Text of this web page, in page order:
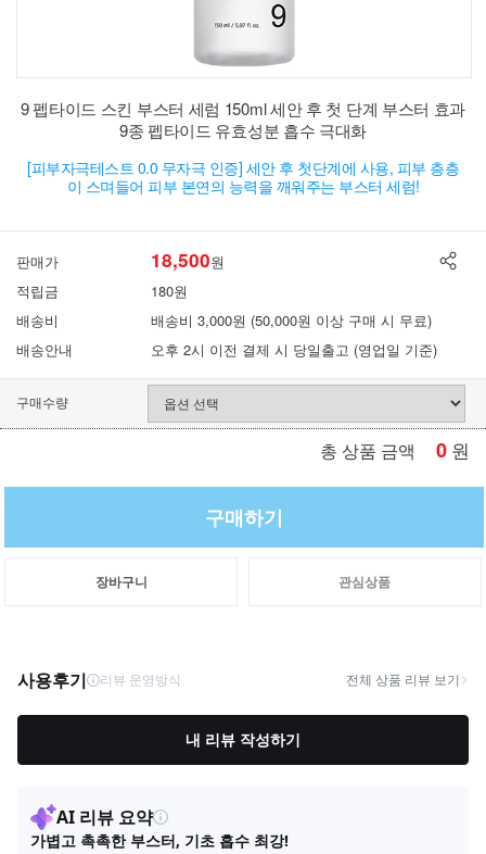
9 펩타이드 스킨 부스터 세럼 150ml 세안 후 첫 단계 부스터 효과
9종 펩타이드 유효성분 흡수 극대화
[피부자극테스트 0.0 무자극 인증] 세안 후 첫단계에 사용, 피부 층층
이 스며들어 피부 본연의 능력을 깨워주는 부스터 세럼!
판매가 18,500원
적립금
180원
배송비
배송비 3,000원 (50,000원 이상 구매 시 무료)
배송안내
오후 2시 이전 결제 시 당일출고 (영업일 기준)
구매수량
총 상품 금액 0 원
구매하기
장바구니 관심상품